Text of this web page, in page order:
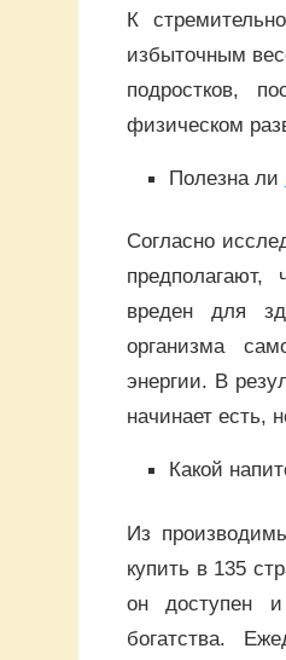
К
избыточным
подростков,
физическом
Полезна ли
Согласно
вреден для
организма
энергии. В
начинает есть,
Какой
Из
купить в 135
он доступен
богатства.